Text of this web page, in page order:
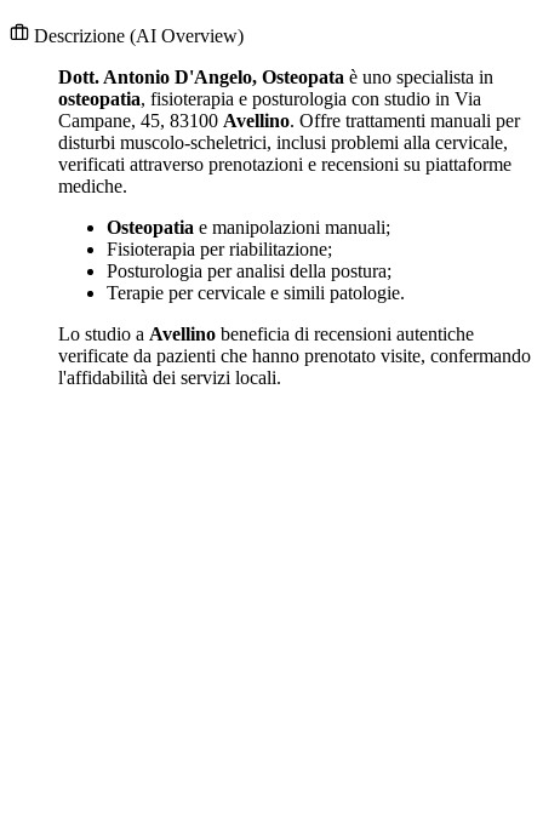
Descrizione (AI Overview)
Dott. Antonio D'Angelo, Osteopata è uno specialista in
osteopatia, fisioterapia e posturologia con studio in Via
Campane, 45, 83100 Avellino. Offre trattamenti manuali per
disturbi muscolo-scheletrici, inclusi problemi alla cervicale,
verificati attraverso prenotazioni e recensioni su piattaforme
mediche.
Osteopatia e manipolazioni manuali;
Fisioterapia per riabilitazione;
Posturologia per analisi della postura;
Terapie per cervicale e simili patologie.
Lo studio a Avellino beneficia di recensioni autentiche
verificate da pazienti che hanno prenotato visite, confermando
l'affidabilità dei servizi locali.